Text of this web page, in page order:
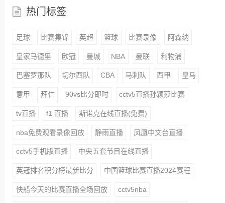
热门标签
足球 比赛集锦 英超 篮球 比赛录像 阿森纳
皇家马德里 欧冠 曼城 NBA 曼联 利物浦
巴塞罗那队 切尔西队 CBA 马刺队 西甲 皇马
意甲 拜仁 90vs比分即时 cctv5直播孙颖莎比赛
tv直播 f1 直播 斯诺克在线直播(免费)
nba免费观看录像回放 静雨直播 凤凰中文台直播
cctv5手机版直播 中央五套节目在线直播
英冠排名积分榜最新比分 中国篮球比赛直播2024赛程
快船今天的比赛直播全场回放 cctv5nba